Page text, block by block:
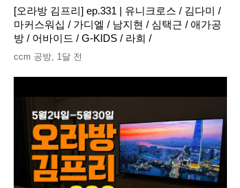
[오라방 김프리] ep.331 | 유니크로스 / 김다미 /
마커스워십 / 가디엘 / 남지현 / 심택근 / 애가공
방 / 어바이드 / G-KIDS / 라희 /
ccm 공방 1달 전